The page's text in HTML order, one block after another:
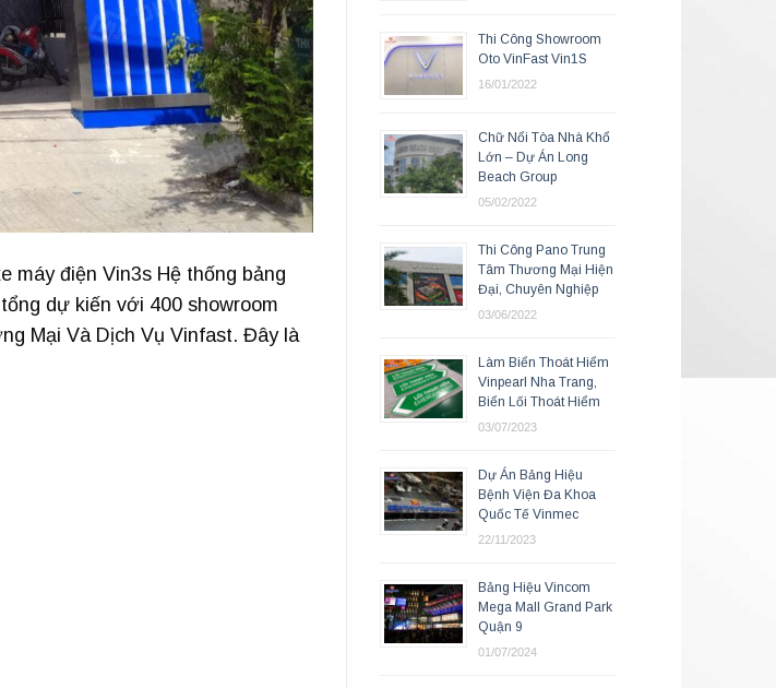
máy điện Vin3s Hệ thống bảng
dự kiến với 400 showroom
Mại Và Dịch Vụ Vinfast. Đây là
Thi Công Showroom
Oto VinFast Vin1S
16/01/2022
Chữ Nổi Tòa Nhà Khổ
Lớn – Dự Án Long
Beach Group
05/02/2022
Thi Công Pano Trung
Tâm Thương Mại Hiện
Đại, Chuyên Nghiệp
03/06/2022
Làm Biển Thoát Hiểm
Vinpearl Nha Trang,
Biển Lối Thoát Hiểm
03/07/2023
Dự Án Bảng Hiệu
Bệnh Viện Đa Khoa
Quốc Tế Vinmec
22/11/2023
Bảng Hiệu Vincom
Mega Mall Grand Park
Quận 9
01/07/2024